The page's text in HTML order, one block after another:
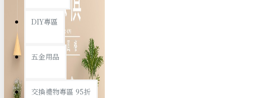
個人衛浴用品
浴室置物/收納
DIY專區
五金用品
交換禮物專區 95折